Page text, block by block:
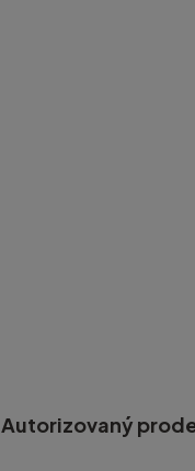
Autorizovaný